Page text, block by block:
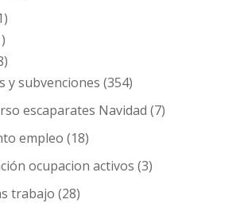
y subvenciones (354)
escaparates Navidad (7)
empleo (18)
ocupacion activos (3)
trabajo (28)